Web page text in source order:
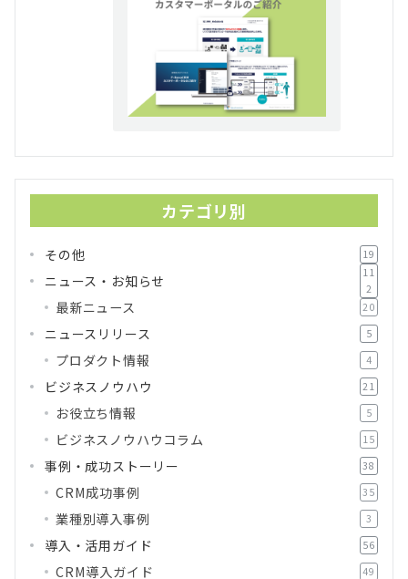
カテゴリ別
その他 19
ニュース・お知らせ
11
2
最新ニュース 20
ニュースリリース 5
プロダクト情報 4
ビジネスノウハウ 21
お役立ち情報 5
ビジネスノウハウコラム 15
事例・成功ストーリー 38
CRM成功事例 35
業種別導入事例 3
導入・活用ガイド 56
CRM導入ガイド 49